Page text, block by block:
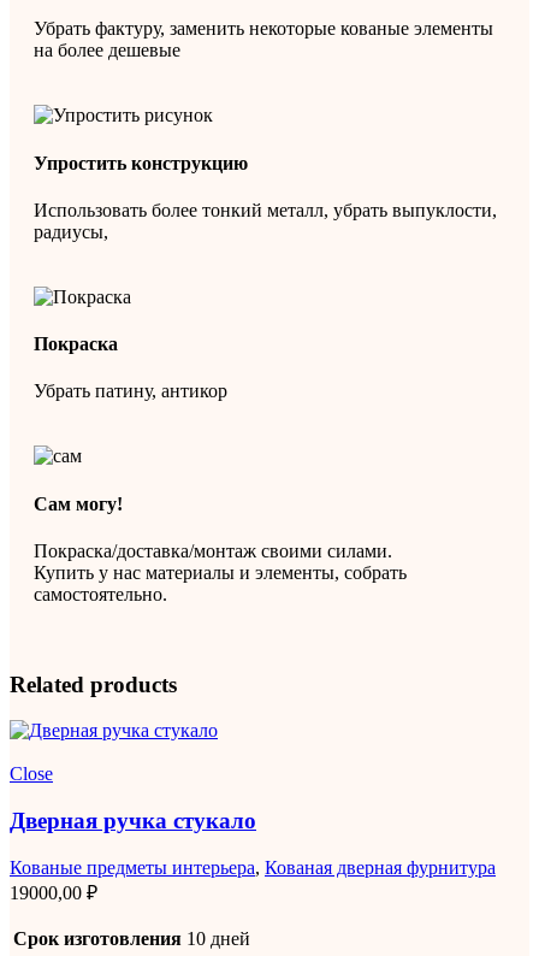
Убрать фактуру, заменить некоторые кованые элементы
на более дешевые
Упростить конструкцию
Использовать более тонкий металл, убрать выпуклости,
радиусы,
Покраска
Убрать патину, антикор
Сам могу!
Покраска/доставка/монтаж своими силами.
Купить у нас материалы и элементы, собрать
самостоятельно.
Related products
Close
Дверная ручка стукало
Кованые предметы интерьера, Кованая дверная фурнитура
19000,00 ₽
Срок изготовления 10 дней